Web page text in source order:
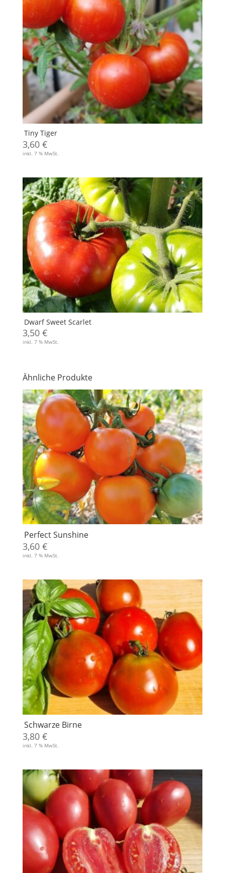
Tiny Tiger
3,60 €
inkl. 7 % MwSt.
Dwarf Sweet Scarlet
3,50 €
inkl. 7 % MwSt.
Ähnliche Produkte
Perfect Sunshine
3,60 €
inkl. 7 % MwSt.
Schwarze Birne
3,80 €
inkl. 7 % MwSt.